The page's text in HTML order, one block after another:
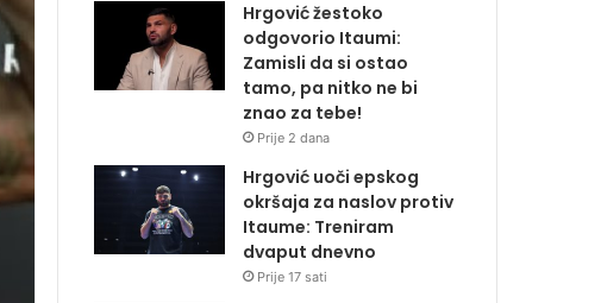
Hrgović žestoko
odgovorio Itaumi:
Zamisli da si ostao
tamo, pa nitko ne bi
znao za tebe!
Prije 2 dana
Hrgović uoči epskog
okršaja za naslov protiv
Itaume: Treniram
dvaput dnevno
Prije 17 sati